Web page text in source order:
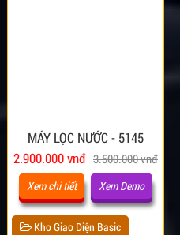
MÁY LỌC NƯỚC - 5145
2.900.000 vnđ 3.500.000 vnđ
Xem chi tiết Xem Demo
Kho Giao Diện Basic